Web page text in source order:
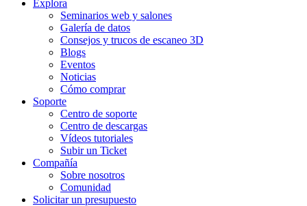
Explora
Seminarios web y salones
Galería de datos
Consejos y trucos de escaneo 3D
Blogs
Eventos
Noticias
Cómo comprar
Soporte
Centro de soporte
Centro de descargas
Vídeos tutoriales
Subir un Ticket
Compañía
Sobre nosotros
Comunidad
Solicitar un presupuesto